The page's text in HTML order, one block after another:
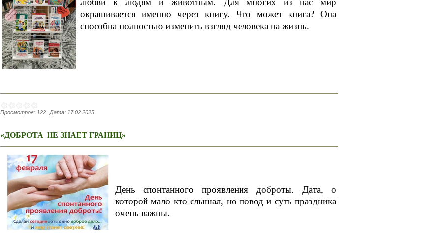
любви к людям и животным. Для многих из нас мир
окрашивается именно через книгу. Что может книга? Она
способна полностью изменить взгляд человека на жизнь.
Просмотров: 122 | Дата: 17.02.2025
«ДОБРОТА НЕ ЗНАЕТ ГРАНИЦ»
День спонтанного проявления доброты. Дата, о
которой мало кто слышал, но повод и суть праздника
очень важны.